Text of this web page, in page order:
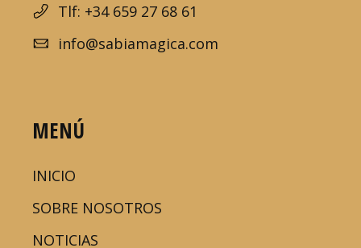
Tlf: +34 659 27 68 61
info@sabiamagica.com
MENÚ
INICIO
SOBRE NOSOTROS
NOTICIAS